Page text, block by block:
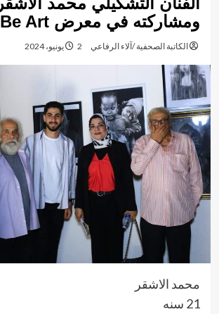
ومشاركته في معرض Be Art
الكاتبة الصحفية /آلاء الرفاعي 2 يونيو، 2024
محمد الاشقر
21 سنه